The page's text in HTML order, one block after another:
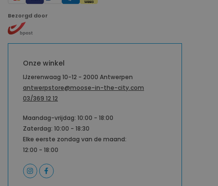
Bezorgd door
Onze winkel
IJzerenwaag 10-12 - 2000 Antwerpen
antwerpstore@moose-in-the-city.com
03/369 12 12
Maandag-vrijdag: 10:00 - 18:00
Zaterdag: 10:00 - 18:30
Elke eerste zondag van de maand:
12:00 - 18:00